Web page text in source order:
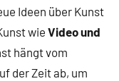
Ideen über Kunst
wieVideo und
hängt vom
der Zeit ab, um